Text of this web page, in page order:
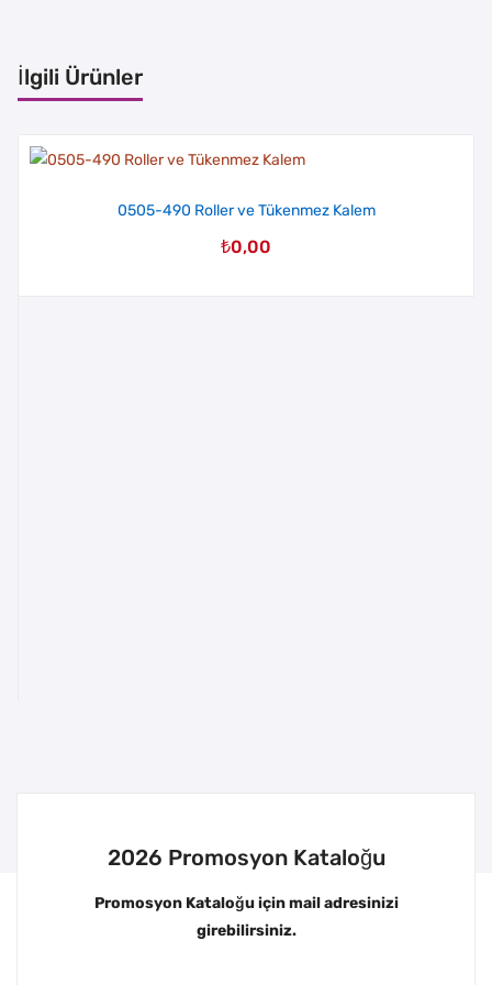
İlgili Ürünler
0505-490 Roller ve Tükenmez Kalem
₺0,00
2026 Promosyon Kataloğu
Promosyon Kataloğu için mail adresinizi
girebilirsiniz.